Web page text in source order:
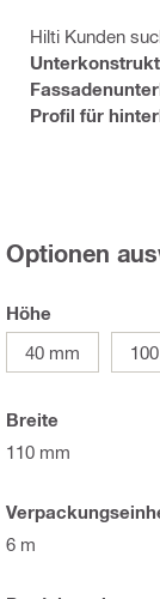
Hilti Kunden
Profil für
Optionen
Höhe
40 mm
Breite
110 mm
6 m